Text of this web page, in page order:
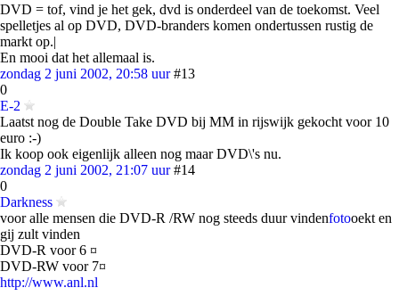
DVD = tof, vind je het gek, dvd is onderdeel van de toekomst. Veel
spelletjes al op DVD, DVD-branders komen ondertussen rustig de
markt op.|
En mooi dat het allemaal is.
zondag 2 juni 2002, 20:58 uur #13
0
E-2
Laatst nog de Double Take DVD bij MM in rijswijk gekocht voor 10
euro :-)
Ik koop ook eigenlijk alleen nog maar DVD\'s nu.
zondag 2 juni 2002, 21:07 uur #14
0
Darkness
voor alle mensen die DVD-R /RW nog steeds duur vindenfotooekt en
gij zult vinden
DVD-R voor 6 ¤
DVD-RW voor 7¤
http://www.anl.nl